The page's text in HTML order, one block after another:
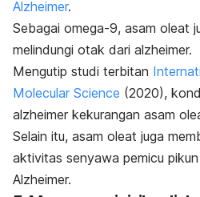
Alzheimer.
Sebagai omega-9, asam oleat
melindungi otak dari alzheimer.
Mengutip studi terbitan
Molecular Science (2020),
alzheimer kekurangan asam
Selain itu, asam oleat juga
aktivitas senyawa pemicu
Alzheimer.